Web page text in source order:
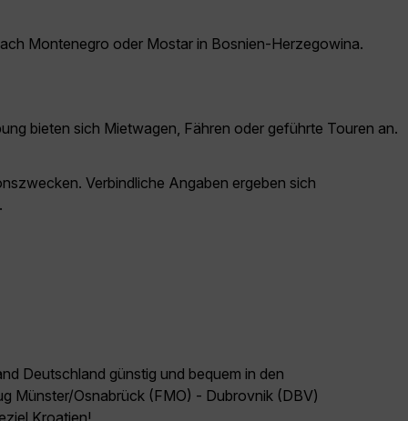
Montenegro oder Mostar in Bosnien-Herzegowina.
bieten sich Mietwagen, Fähren oder geführte Touren an.
Verbindliche Angaben ergeben sich
Deutschland günstig und bequem in den
Münster/Osnabrück (FMO) - Dubrovnik (DBV)